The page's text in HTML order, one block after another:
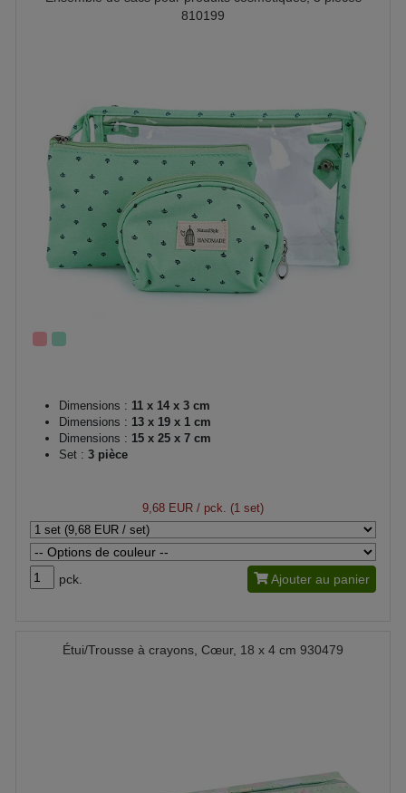
810199
Dimensions : 11 x 14 x 3 cm
Dimensions : 13 x 19 x 1 cm
Dimensions : 15 x 25 x 7 cm
Set : 3 pièce
9,68 EUR / pck. (1 set)
pck. Ajouter au panier
Étui/Trousse à crayons, Cœur, 18 x 4 cm 930479